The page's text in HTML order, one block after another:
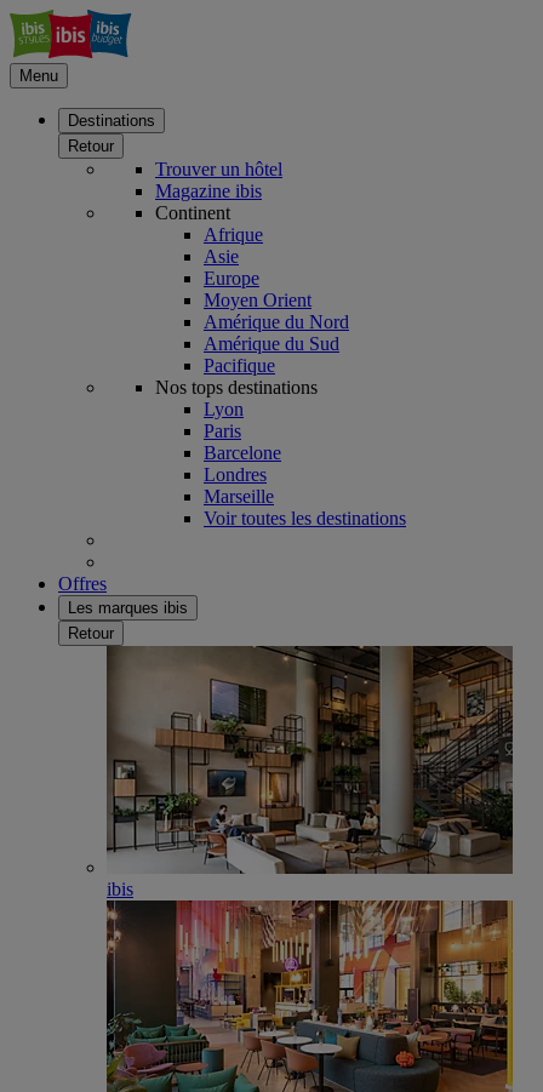
Menu
Destinations
Retour
Trouver un hôtel
Magazine ibis
Continent
Afrique
Asie
Europe
Moyen Orient
Amérique du Nord
Amérique du Sud
Pacifique
Nos tops destinations
Lyon
Paris
Barcelone
Londres
Marseille
Voir toutes les destinations
Offres
Les marques ibis
Retour
ibis